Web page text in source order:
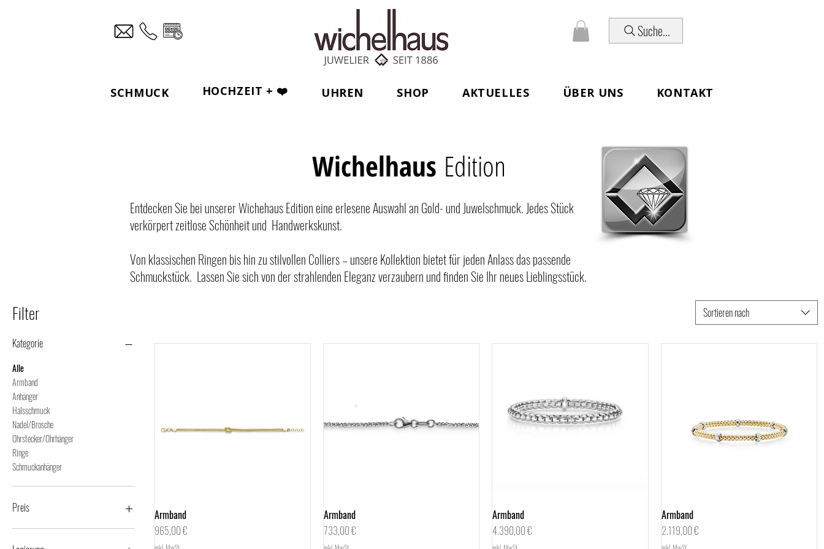
Suche...
SCHMUCK HOCHZEIT + ❤️ UHREN SHOP AKTUELLES ÜBER UNS KONTAKT
Entdecken Sie bei unserer Wichehaus Edition eine erlesene Auswahl an Gold- und Juwelschmuck. Jedes Stück
verkörpert zeitlose Schönheit und Handwerkskunst.
Von klassischen Ringen bis hin zu stilvollen Colliers – unsere Kollektion bietet für jeden Anlass das passende
Schmuckstück. Lassen Sie sich von der strahlenden Eleganz verzaubern und finden Sie Ihr neues Lieblingsstück.
Wichelhaus Edition
Filter
Kategorie
Alle
Armband
Anhänger
Halsschmuck
Nadel/Brosche
Ohrstecker/Ohrhänger
Ringe
Schmuckanhänger
Preis
Sortieren nach
Armband
Preis
965,00 €
Armband
Preis
733,00 €
Armband
Preis
4.390,00 €
Armband
Preis
2.119,00 €